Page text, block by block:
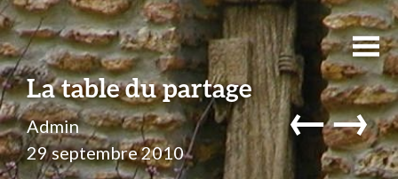
La table du partage
Admin
29 septembre 2010
←→